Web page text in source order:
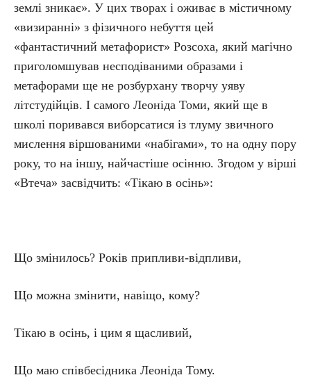
землі зникає». У цих творах і оживає в містичному
«визиранні» з фізичного небуття цей
«фантастичний метафорист» Розсоха, який магічно
приголомшував несподіваними образами і
метафорами ще не розбурхану творчу уяву
літстудійців. І самого Леоніда Томи, який ще в
школі поривався виборсатися із тлуму звичного
мислення віршованими «набігами», то на одну пору
року, то на іншу, найчастіше осінню. Згодом у вірші
«Втеча» засвідчить: «Тікаю в осінь»:
Що змінилось? Років припливи-відпливи,
Що можна змінити, навіщо, кому?
Тікаю в осінь, і цим я щасливий,
Що маю співбесідника Леоніда Тому.